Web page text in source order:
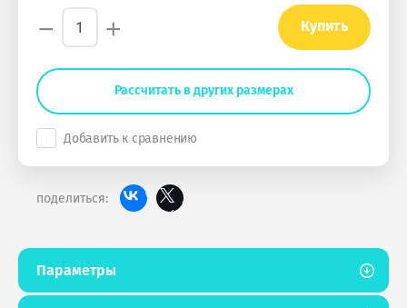
− + Купить
Рассчитать в других размерах
Добавить к сравнению
поделиться:
Параметры